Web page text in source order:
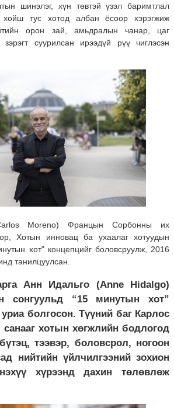
шинэлэг, хүн төвтэй үзэл баримтлал
тус хотод албан ёсоор хэрэгжиж
орон зай, амьдралын чанар, цаг
суурилсан ирээдүй рүү чиглэсэн
Moreno) Францын Сорбонны их
Хотын инновац ба ухаалаг хотуудын
хот" концепцийг боловсруулж, 2016
танилцуулсан.
Анн Идальго (Anne Hidalgo)
сонгуульд “15 минутын хот”
болгосон. Түүний баг Карлос
санааг хотын хөгжлийн бодлогод
тээвэр, боловсрол, ногоон
нийтийн үйлчилгээний зохион
хүрээнд дахин төлөвлөж